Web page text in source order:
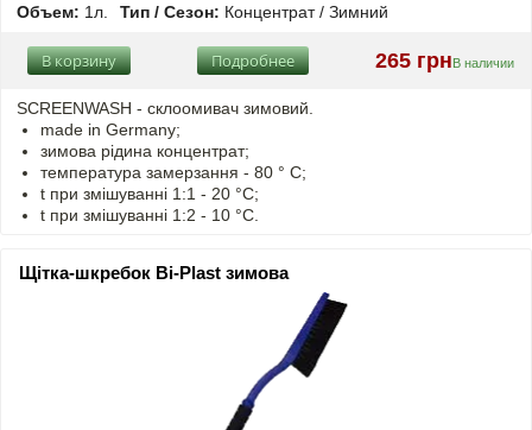
Объем: 1л. Тип / Сезон: Концентрат / Зимний
265 грнВ наличии
Подробнее
В корзину
SCREENWASH - cклоомивач зимовий.
made in Germany;
зимова рідина концентрат;
температура замерзання - 80 ° C;
t при змішуванні 1:1 - 20 °C;
t при змішуванні 1:2 - 10 °C.
Щітка-шкребок Bi-Plast зимова